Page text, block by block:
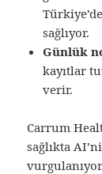
sağlıyor.
Günlük
kayıtlar
verir.
Carrum
sağlıkta